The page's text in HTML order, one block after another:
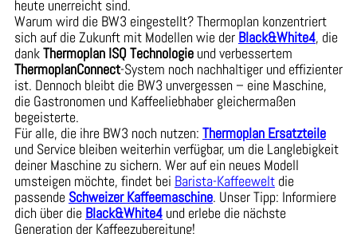
heute unerreicht sind.
Warum wird die BW3 eingestellt? Thermoplan konzentriert
sich auf die Zukunft mit Modellen wie der Black&White4, die
dankThermoplan ISQ Technologie und verbessertem
ThermoplanConnect-System noch nachhaltiger und effizienter
ist. Dennoch bleibt die BW3 unvergessen – eine Maschine,
die Gastronomen und Kaffeeliebhaber gleichermaßen
begeisterte.
Für alle, die ihre BW3 noch nutzen: Thermoplan Ersatzteile
und Service bleiben weiterhin verfügbar, um die Langlebigkeit
deiner Maschine zu sichern. Wer auf ein neues Modell
umsteigen möchte, findet bei Barista-Kaffeewelt die
passende Schweizer Kaffeemaschine. Unser Tipp: Informiere
dich über die Black&White4 und erlebe die nächste
Generation der Kaffeezubereitung!